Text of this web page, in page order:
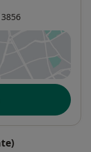
nuova scheda